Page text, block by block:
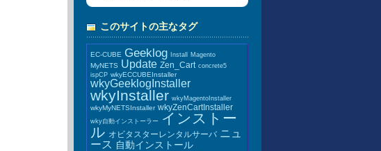
このサイトの主なタグ
EC-CUBE Geeklog Install Magento
MyNETS Update Zen_Cart concrete5
ispCP wkyECCUBEInstaller
wkyGeeklogInstaller
wkyInstaller wkyMagentoInstaller
wkyMyNETSInstaller wkyZenCartInstaller
wky自動インストーラー インストー
ル オビタスターレンタルサーバ ニュ
ース 自動インストール